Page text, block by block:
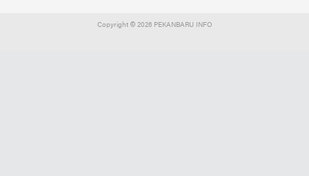
Copyright © 2026 PEKANBARU INFO